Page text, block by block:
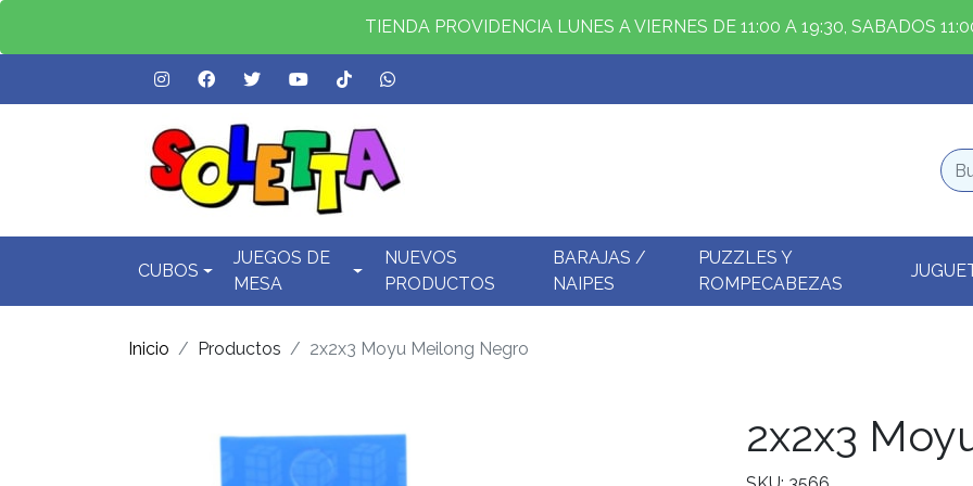
TIENDA PROVIDENCIA LUNES A VIERNES DE 11:00 A 19:30, SABADOS
CUBOS
JUEGOS DE
MESA
NUEVOS
PRODUCTOS
BARAJAS /
NAIPES
PUZZLES Y
ROMPECABEZAS
Inicio Productos 2x2x3 Moyu Meilong Negro
2x2x3